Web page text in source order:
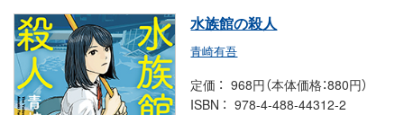
水族館の殺人
青崎有吾
定価
968円（本体価格：880円）
ISBN
978-4-488-44312-2